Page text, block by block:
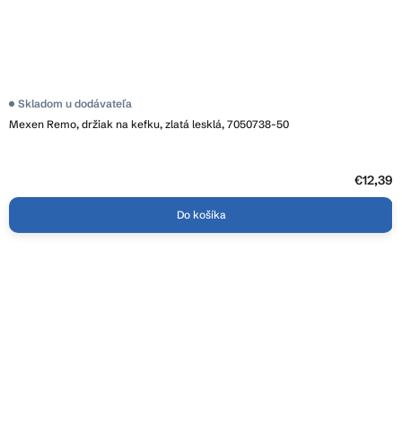
Mexen Remo, držiak na kefku, zlatá lesklá, 7050738-50
Skladom u dodávateľa
€12,39
Do košíka